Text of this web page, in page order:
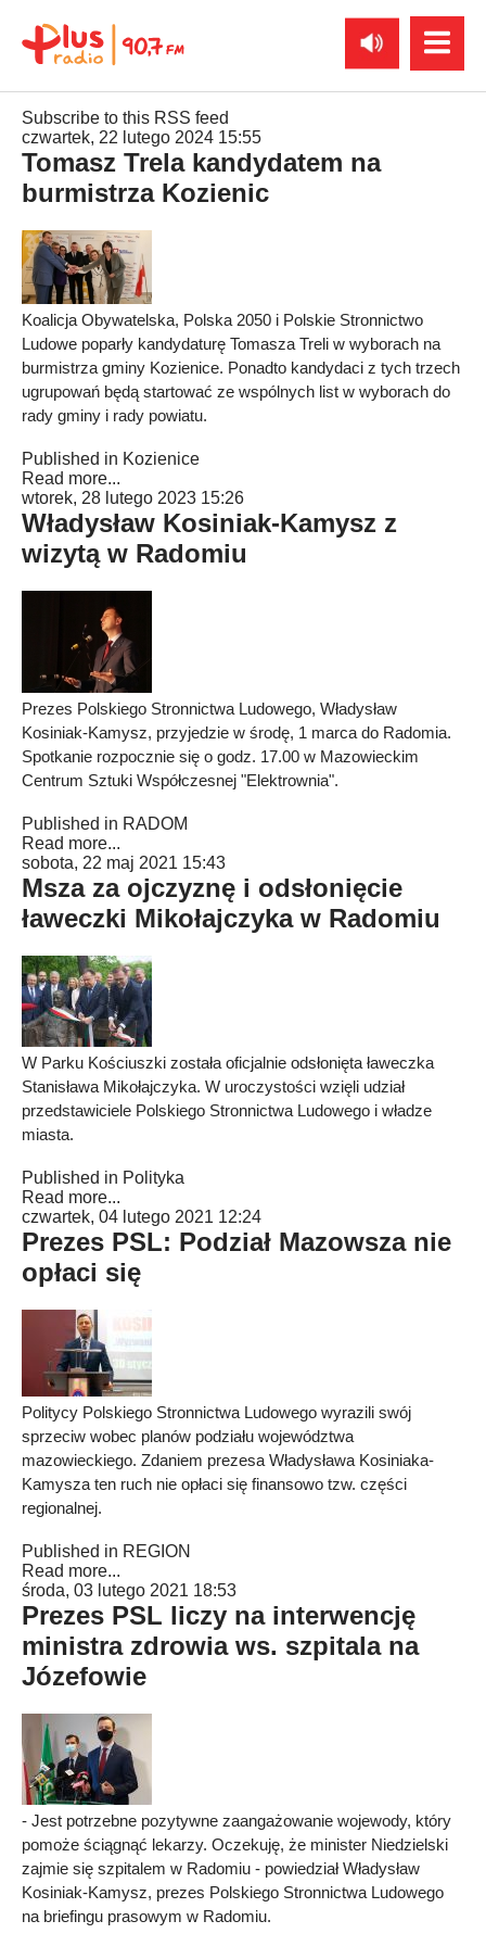
Subscribe to this RSS feed
czwartek, 22 lutego 2024 15:55
Tomasz Trela kandydatem na
burmistrza Kozienic
Koalicja Obywatelska, Polska 2050 i Polskie Stronnictwo
Ludowe poparły kandydaturę Tomasza Treli w wyborach na
burmistrza gminy Kozienice. Ponadto kandydaci z tych trzech
ugrupowań będą startować ze wspólnych list w wyborach do
rady gminy i rady powiatu.
Published in Kozienice
Read more...
wtorek, 28 lutego 2023 15:26
Władysław Kosiniak-Kamysz z
wizytą w Radomiu
Prezes Polskiego Stronnictwa Ludowego, Władysław
Kosiniak-Kamysz, przyjedzie w środę, 1 marca do Radomia.
Spotkanie rozpocznie się o godz. 17.00 w Mazowieckim
Centrum Sztuki Współczesnej "Elektrownia".
Published in RADOM
Read more...
sobota, 22 maj 2021 15:43
Msza za ojczyznę i odsłonięcie
ławeczki Mikołajczyka w Radomiu
W Parku Kościuszki została oficjalnie odsłonięta ławeczka
Stanisława Mikołajczyka. W uroczystości wzięli udział
przedstawiciele Polskiego Stronnictwa Ludowego i władze
miasta.
Published in Polityka
Read more...
czwartek, 04 lutego 2021 12:24
Prezes PSL: Podział Mazowsza nie
opłaci się
Politycy Polskiego Stronnictwa Ludowego wyrazili swój
sprzeciw wobec planów podziału województwa
mazowieckiego. Zdaniem prezesa Władysława Kosiniaka-
Kamysza ten ruch nie opłaci się finansowo tzw. części
regionalnej.
Published in REGION
Read more...
środa, 03 lutego 2021 18:53
Prezes PSL liczy na interwencję
ministra zdrowia ws. szpitala na
Józefowie
- Jest potrzebne pozytywne zaangażowanie wojewody, który
pomoże ściągnąć lekarzy. Oczekuję, że minister Niedzielski
zajmie się szpitalem w Radomiu - powiedział Władysław
Kosiniak-Kamysz, prezes Polskiego Stronnictwa Ludowego
na briefingu prasowym w Radomiu.